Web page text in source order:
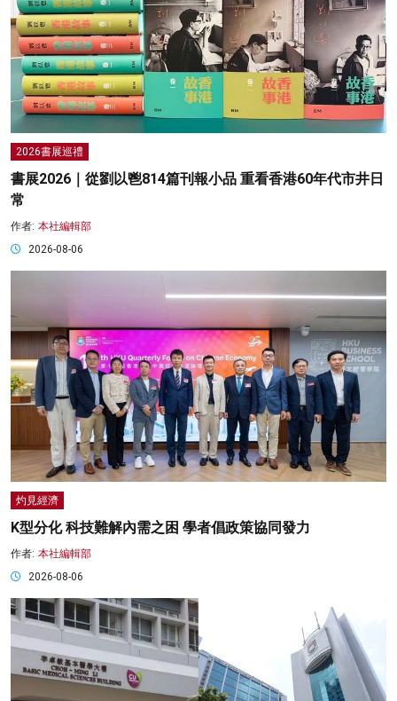
2026書展巡禮
書展2026｜從劉以鬯814篇刊報小品 重看香港60年代市井日
常
作者: 本社編輯部
2026-08-06
灼見經濟
K型分化 科技難解內需之困 學者倡政策協同發力
作者: 本社編輯部
2026-08-06